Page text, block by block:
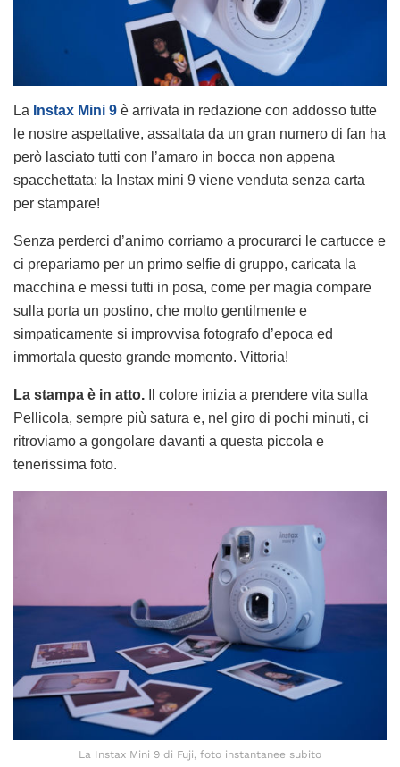
La Instax Mini 9 è arrivata in redazione con addosso tutte
le nostre aspettative, assaltata da un gran numero di fan ha
però lasciato tutti con l’amaro in bocca non appena
spacchettata: la Instax mini 9 viene venduta senza carta
per stampare!
Senza perderci d’animo corriamo a procurarci le cartucce e
ci prepariamo per un primo selfie di gruppo, caricata la
macchina e messi tutti in posa, come per magia compare
sulla porta un postino, che molto gentilmente e
simpaticamente si improvvisa fotografo d’epoca ed
immortala questo grande momento. Vittoria!
La stampa è in atto. Il colore inizia a prendere vita sulla
Pellicola, sempre più satura e, nel giro di pochi minuti, ci
ritroviamo a gongolare davanti a questa piccola e
tenerissima foto.
La Instax Mini 9 di Fuji, foto instantanee subito